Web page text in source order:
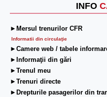
INFO
►Mersul trenurilor CFR
Informatii din circulaţie
►Camere web / tabele
►Informaţii din gări
►Trenul meu
►Trenuri directe
►Drepturile pasagerilor din